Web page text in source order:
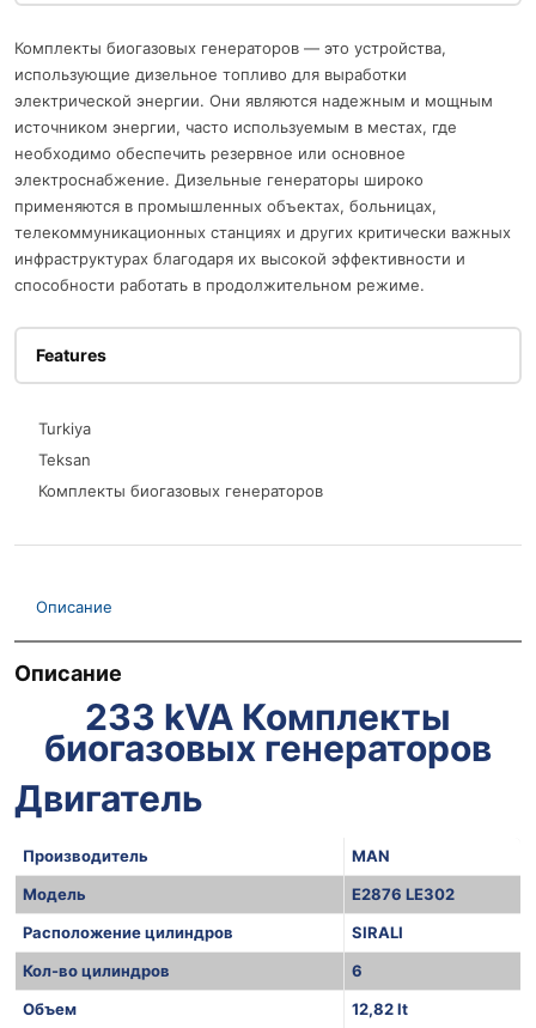
Комплекты биогазовых генераторов — это устройства,
использующие дизельное топливо для выработки
электрической энергии. Они являются надежным и мощным
источником энергии, часто используемым в местах, где
необходимо обеспечить резервное или основное
электроснабжение. Дизельные генераторы широко
применяются в промышленных объектах, больницах,
телекоммуникационных станциях и других критически важных
инфраструктурах благодаря их высокой эффективности и
способности работать в продолжительном режиме.
Features
Turkiya
Teksan
Комплекты биогазовых генераторов
Описание
Описание
233 kVA Комплекты
биогазовых генераторов
Двигатель
Производитель
MAN
Модель
E2876 LE302
Расположение цилиндров
SIRALI
Кол-во цилиндров
6
Объем
12,82 lt